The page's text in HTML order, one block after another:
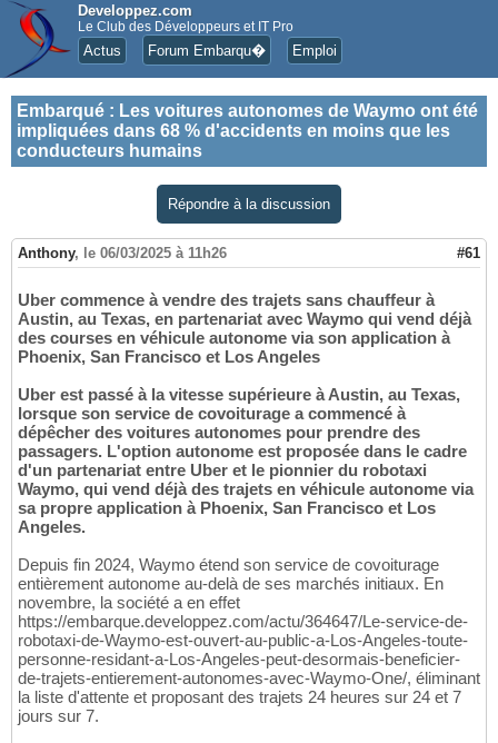
Developpez.com
Le Club des Développeurs et IT Pro
Actus Forum Embarqu� Emploi
Embarqué : Les voitures autonomes de Waymo ont été
impliquées dans 68 % d'accidents en moins que les
conducteurs humains
Répondre à la discussion
Anthony, le 06/03/2025 à 11h26 #61
Uber commence à vendre des trajets sans chauffeur à
Austin, au Texas, en partenariat avec Waymo qui vend déjà
des courses en véhicule autonome via son application à
Phoenix, San Francisco et Los Angeles
Uber est passé à la vitesse supérieure à Austin, au Texas,
lorsque son service de covoiturage a commencé à
dépêcher des voitures autonomes pour prendre des
passagers. L'option autonome est proposée dans le cadre
d'un partenariat entre Uber et le pionnier du robotaxi
Waymo, qui vend déjà des trajets en véhicule autonome via
sa propre application à Phoenix, San Francisco et Los
Angeles.
Depuis fin 2024, Waymo étend son service de covoiturage
entièrement autonome au-delà de ses marchés initiaux. En
novembre, la société a en effet
https://embarque.developpez.com/actu/364647/Le-service-de-
robotaxi-de-Waymo-est-ouvert-au-public-a-Los-Angeles-toute-
personne-residant-a-Los-Angeles-peut-desormais-beneficier-
de-trajets-entierement-autonomes-avec-Waymo-One/, éliminant
la liste d'attente et proposant des trajets 24 heures sur 24 et 7
jours sur 7.